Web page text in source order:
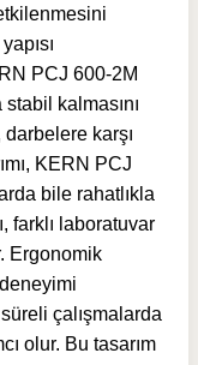
PCJ 600-2M
stabil kalmasını
karşı
KERN PCJ
bile rahatlıkla
farklı laboratuvar
Ergonomik
çalışmalarda
olur. Bu tasarım